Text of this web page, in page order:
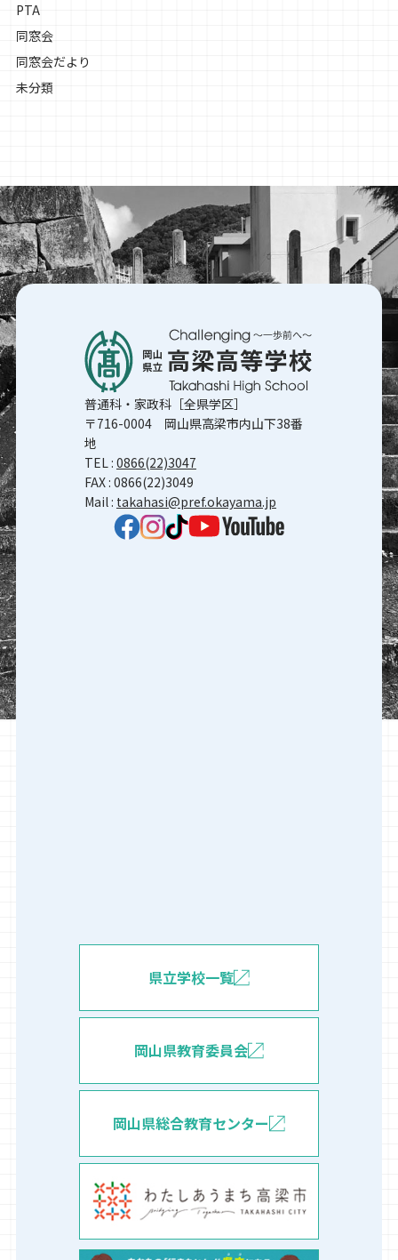
PTA
同窓会
同窓会だより
未分類
普通科・家政科［全県学区］
〒716-0004 岡山県高梁市内山下38番
地
TEL : 0866(22)3047
FAX : 0866(22)3049
Mail : takahasi@pref.okayama.jp
県立学校一覧
岡山県教育委員会
岡山県総合教育センター